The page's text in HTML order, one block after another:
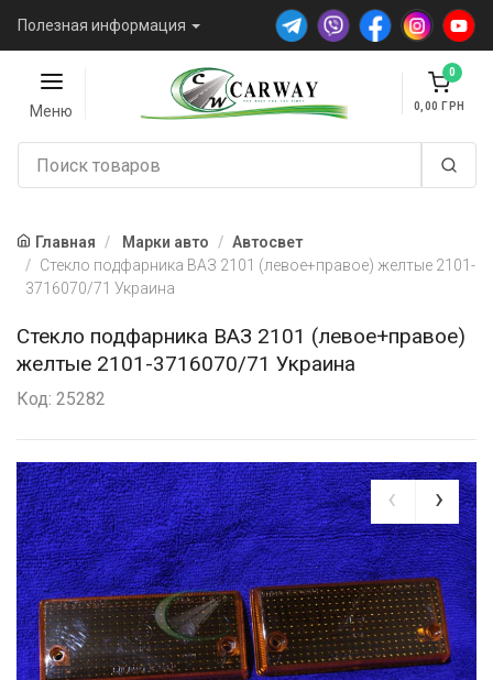
Полезная информация
Меню
0
0,00
Главная Марки авто
Автосвет
Стекло подфарника ВАЗ 2101 (левое+правое) желтые 2101-
3716070/71 Украина
Стекло подфарника ВАЗ 2101 (левое+правое)
желтые 2101-3716070/71 Украина
Код: 25282